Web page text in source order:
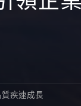
疾速成長